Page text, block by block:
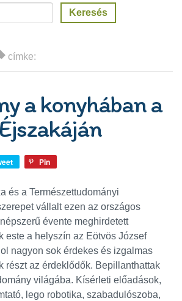
címke:
a konyhában a
Pin
és a Természettudományi
vállalt ezen az országos
évente meghirdetett
este a helyszín az Eötvös József
nagyon sok érdekes és izgalmas
részt az érdeklődők. Bepillanthattak
világába. Kísérleti előadások,
lego robotika, szabadulószoba,